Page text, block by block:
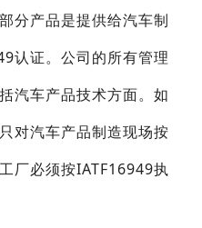
分产品是提供给汽车制
认证。公司的所有管理
汽车产品技术方面。如
对汽车产品制造现场按
厂必须按IATF16949执